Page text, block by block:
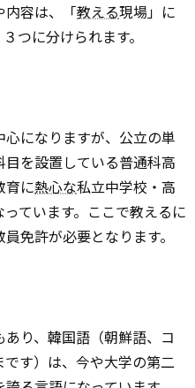
内容は、「教える現場」に
つに分けられます。
になりますが、公立の単
を設置している普通科高
育に熱心な私立中学校・高
ています。ここで教えるに
免許が必要となります。
り、韓国語（朝鮮語、コ
す）は、今や大学の第二